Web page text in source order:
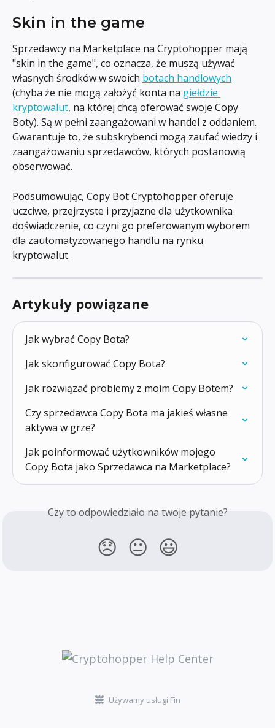
Skin in the game
Sprzedawcy na Marketplace na Cryptohopper mają
"skin in the game", co oznacza, że muszą używać
własnych środków w swoich botach handlowych
(chyba że nie mogą założyć konta na giełdzie
kryptowalut, na której chcą oferować swoje Copy
Boty). Są w pełni zaangażowani w handel z oddaniem.
Gwarantuje to, że subskrybenci mogą zaufać wiedzy i
zaangażowaniu sprzedawców, których postanowią
obserwować.
Podsumowując, Copy Bot Cryptohopper oferuje
uczciwe, przejrzyste i przyjazne dla użytkownika
doświadczenie, co czyni go preferowanym wyborem
dla zautomatyzowanego handlu na rynku
kryptowalut.
Artykuły powiązane
Jak wybrać Copy Bota?
Jak skonfigurować Copy Bota?
Jak rozwiązać problemy z moim Copy Botem?
Czy sprzedawca Copy Bota ma jakieś własne
aktywa w grze?
Jak poinformować użytkowników mojego
Copy Bota jako Sprzedawca na Marketplace?
Czy to odpowiedziało na twoje pytanie?
😞 😐 😃
Używamy usługi Fin